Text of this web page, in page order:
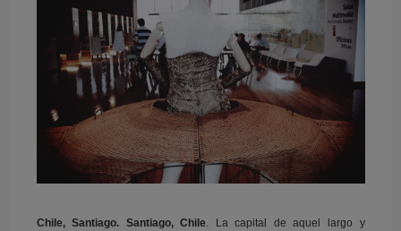
Chile, Santiago. Santiago, Chile . La capital de aquel largo y